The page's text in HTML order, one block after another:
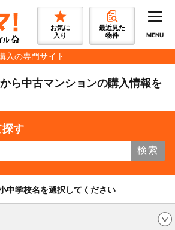
お気に
入り
最近見た
物件
MENU
入の専門サイト
ら中古マンションの購入情報を
す
検索
中学校名を選択してください